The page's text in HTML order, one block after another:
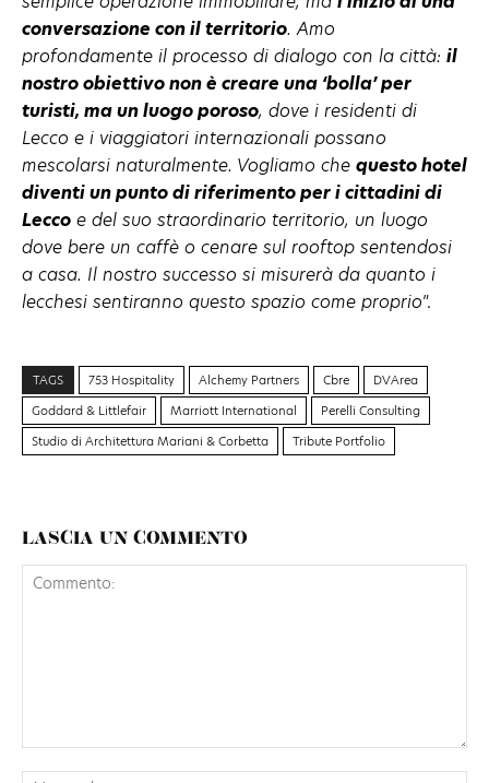
conversazione con il territorio. Amo
profondamente il processo di dialogo con la città: il
nostro obiettivo non è creare una ‘bolla’ per
turisti, ma un luogo poroso, dove i residenti di
Lecco e i viaggiatori internazionali possano
mescolarsi naturalmente. Vogliamo che questo hotel
diventi un punto di riferimento per i cittadini di
Lecco e del suo straordinario territorio, un luogo
dove bere un caffè o cenare sul rooftop sentendosi
a casa. Il nostro successo si misurerà da quanto i
lecchesi sentiranno questo spazio come proprio”.
TAGS 753 Hospitality Alchemy Partners Cbre
DVArea
Goddard & Littlefair
Marriott International
Perelli Consulting
Studio di Architettura Mariani & Corbetta
Tribute Portfolio
LASCIA UN COMMENTO